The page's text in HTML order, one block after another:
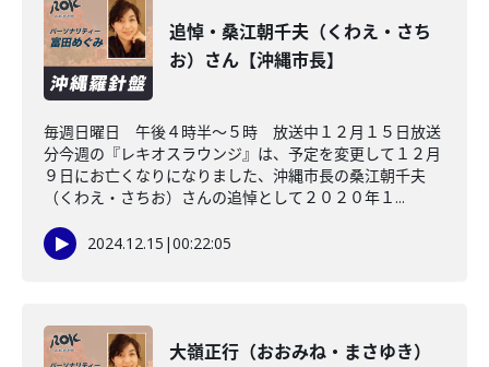
追悼・桑江朝千夫（くわえ・さち
お）さん【沖縄市長】
毎週日曜日 午後４時半～５時 放送中１２月１５日放送
分今週の『レキオスラウンジ』は、予定を変更して１２月
９日にお亡くなりになりました、沖縄市長の桑江朝千夫
（くわえ・さちお）さんの追悼として２０２０年１...
2024.12.15 |00:22:05
大嶺正行（おおみね・まさゆき）